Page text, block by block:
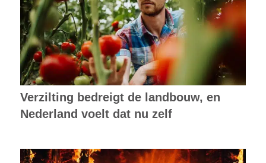
Verzilting bedreigt de landbouw, en
Nederland voelt dat nu zelf